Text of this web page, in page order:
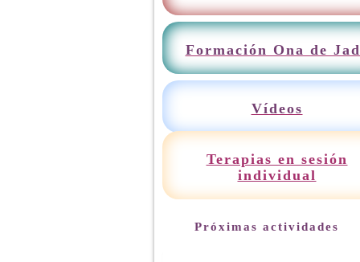
Formación Ona de
Vídeos
Terapias en sesión
individual
Próximas actividades